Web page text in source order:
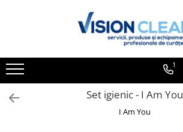
Aspiratoare si masini curatenie
profesionale
1
Set igienic - I Am You
I Am You